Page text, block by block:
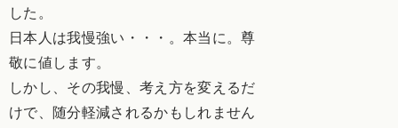
した。
日本人は我慢強い・・・。本当に。尊
敬に値します。
しかし、その我慢、考え方を変えるだ
けで、随分軽減されるかもしれません